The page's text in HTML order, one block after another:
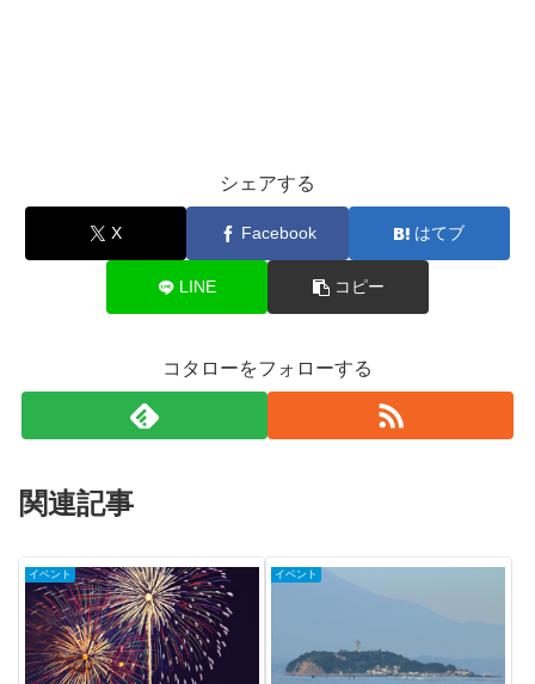
シェアする
X Facebook はてブ
LINE コピー
コタローをフォローする
関連記事
イベント イベント